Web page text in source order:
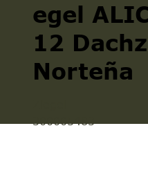
egel
12
Norteña
300005483